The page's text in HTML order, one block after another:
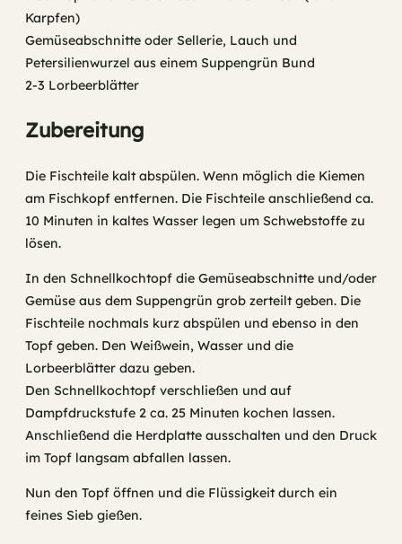
Karpfen)
Gemüseabschnitte oder Sellerie, Lauch und
Petersilienwurzel aus einem Suppengrün Bund
2-3 Lorbeerblätter
Zubereitung
Die Fischteile kalt abspülen. Wenn möglich die Kiemen
am Fischkopf entfernen. Die Fischteile anschließend ca.
10 Minuten in kaltes Wasser legen um Schwebstoffe zu
lösen.
In den Schnellkochtopf die Gemüseabschnitte und/oder
Gemüse aus dem Suppengrün grob zerteilt geben. Die
Fischteile nochmals kurz abspülen und ebenso in den
Topf geben. Den Weißwein, Wasser und die
Lorbeerblätter dazu geben.
Den Schnellkochtopf verschließen und auf
Dampfdruckstufe 2 ca. 25 Minuten kochen lassen.
Anschließend die Herdplatte ausschalten und den Druck
im Topf langsam abfallen lassen.
Nun den Topf öffnen und die Flüssigkeit durch ein
feines Sieb gießen.